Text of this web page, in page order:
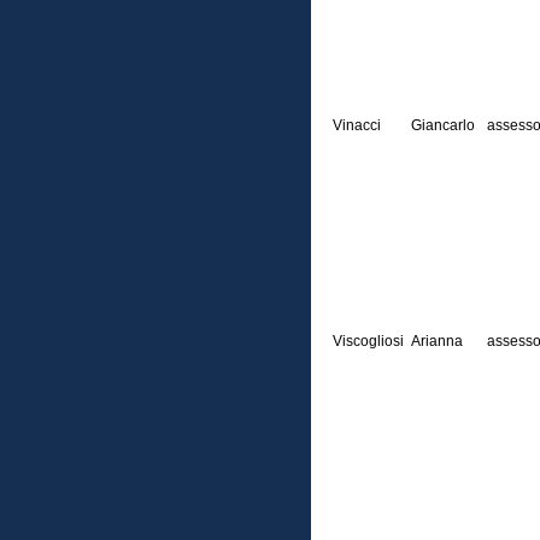
Vinacci Giancarlo
Viscogliosi Arianna